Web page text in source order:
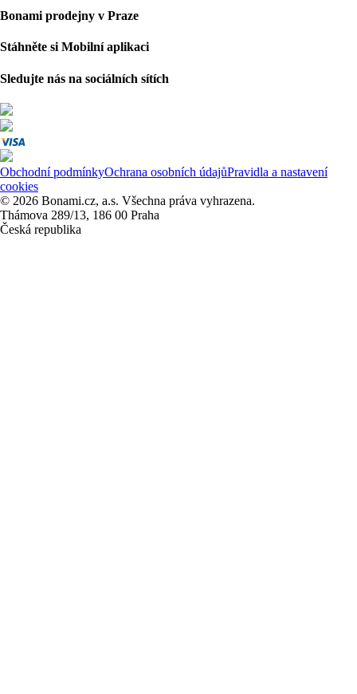
Bonami prodejny v Praze
Stáhněte si Mobilní aplikaci
Sledujte nás na sociálních sítích
Obchodní podmínkyOchrana osobních údajůPravidla a nastavení
cookies
© 2026 Bonami.cz, a.s. Všechna práva vyhrazena.
Thámova 289/13, 186 00 Praha
Česká republika